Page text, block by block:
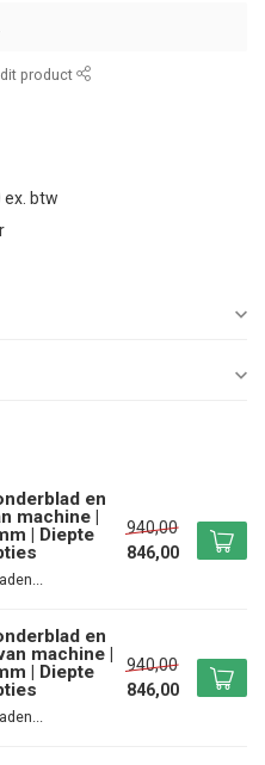
product
btw
en
machine |
| Diepte
940,00
846,00
en
machine |
| Diepte
940,00
846,00